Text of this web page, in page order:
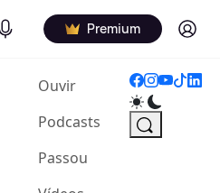
Podcasts Premium Log in
Ouvir(current)
Podcasts
Passou